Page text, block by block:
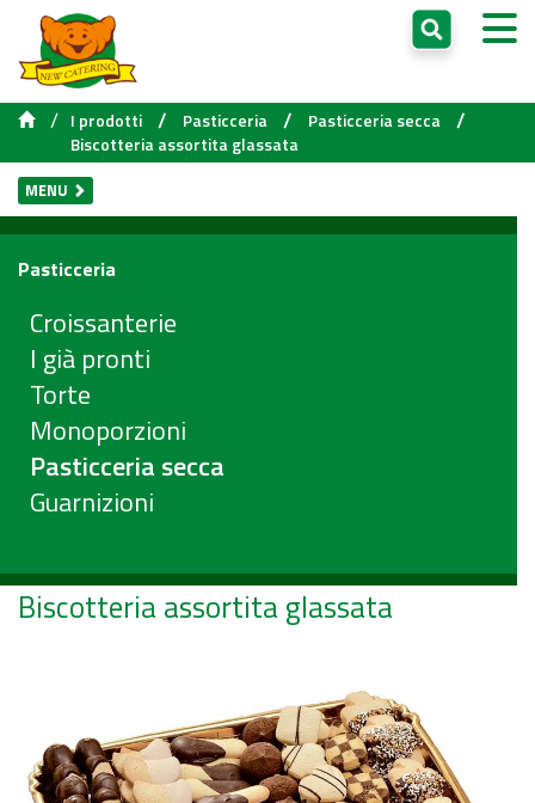
/ I prodotti / Pasticceria / Pasticceria secca /
Biscotteria assortita glassata
MENU
Pasticceria
Croissanterie
I già pronti
Torte
Monoporzioni
Pasticceria secca
Guarnizioni
Biscotteria assortita glassata